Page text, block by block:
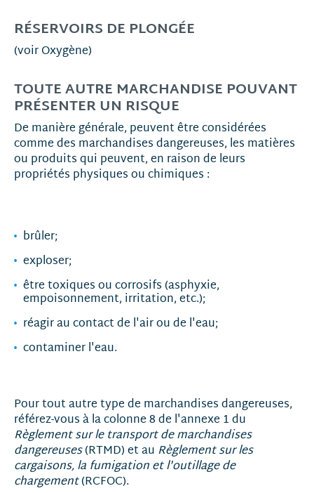
RÉSERVOIRS DE PLONGÉE
(voir Oxygène)
TOUTE AUTRE MARCHANDISE POUVANT
PRÉSENTER UN RISQUE
De manière générale, peuvent être considérées
comme des marchandises dangereuses, les matières
ou produits qui peuvent, en raison de leurs
propriétés physiques ou chimiques :
brûler;
exploser;
être toxiques ou corrosifs (asphyxie,
empoisonnement, irritation, etc.);
réagir au contact de l'air ou de l'eau;
contaminer l'eau.
Pour tout autre type de marchandises dangereuses,
référez-vous à la colonne 8 de l'annexe 1 du
Règlement sur le transport de marchandises
dangereuses(RTMD) et au Règlement sur les
cargaisons, la fumigation et l'outillage de
chargement(RCFOC).